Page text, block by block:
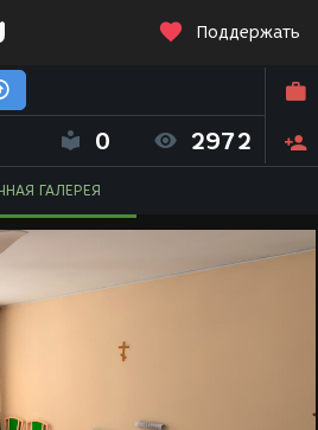
Поддержать
0 2972
ГАЛЕРЕЯ